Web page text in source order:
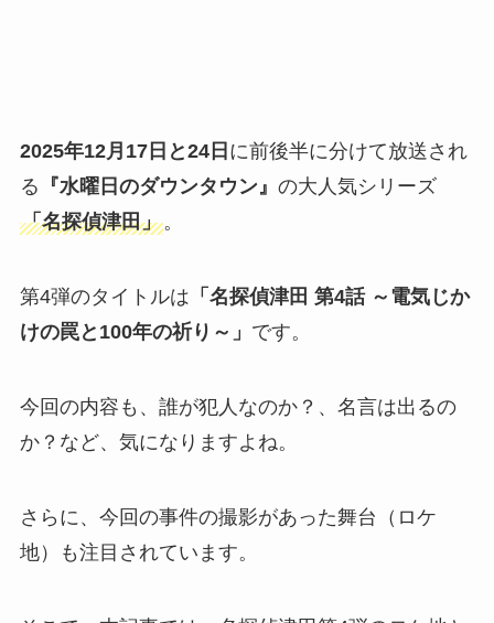
2025年12月17日と24日 に前後半に分けて放送され
る 『水曜日のダウンタウン』 の大人気シリーズ
「名探偵津田」。
第4弾のタイトルは 「名探偵津田 第4話 ～電気じか
けの罠と100年の祈り～」 です。
今回の内容も、誰が犯人なのか？、名言は出るの
か？など、気になりますよね。
さらに、今回の事件の撮影があった舞台（ロケ
地）も注目されています。